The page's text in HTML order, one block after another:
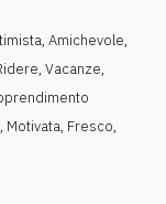
, Amichevole,
, Vacanze,
, Motivata, Fresco,